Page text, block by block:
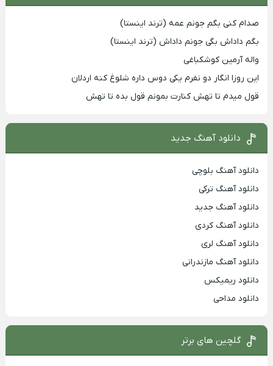
صدام کنی بگم جونم عمه (ترند اینستا)
بگم داداش بگی جونم داداش (ترند اینستا)
واله آرمین کوشکباغی
این روزا انگار دو نفرم یکی دوس داره شلوغ کنه اردلان
قول میدم تا تهش کنارت بمونم قول بده تا تهش
دانلود آهنگ جدید
دانلود آهنگ بلوچی
دانلود آهنگ ترکی
دانلود آهنگ جدید
دانلود آهنگ کردی
دانلود آهنگ لری
دانلود آهنگ مازندرانی
دانلود ریمیکس
دانلود مداحی
گلچین های برتر